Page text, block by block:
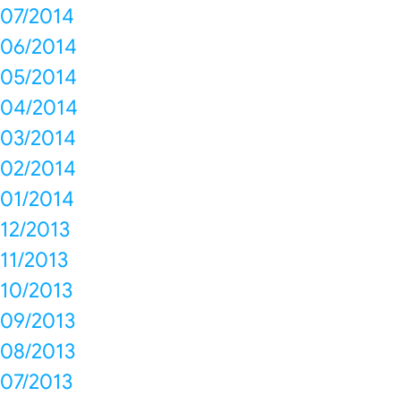
07/2014
06/2014
05/2014
04/2014
03/2014
02/2014
01/2014
12/2013
11/2013
10/2013
09/2013
08/2013
07/2013